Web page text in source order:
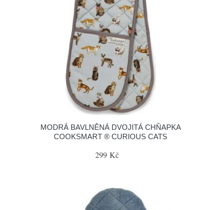
MODRÁ BAVLNĚNÁ DVOJITÁ CHŇAPKA
COOKSMART ® CURIOUS CATS
299 Kč